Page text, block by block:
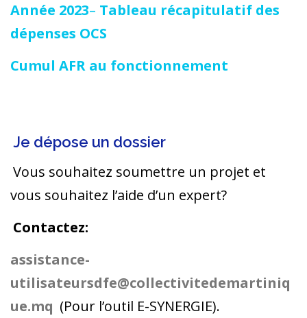
Année 2023– Tableau récapitulatif des
dépenses OCS
Cumul AFR au fonctionnement
Je dépose un dossier
Vous souhaitez soumettre un projet et
vous souhaitez l’aide d’un expert?
Contactez:
assistance-
utilisateursdfe@collectivitedemartiniq
ue.mq (Pour l’outil E-SYNERGIE).